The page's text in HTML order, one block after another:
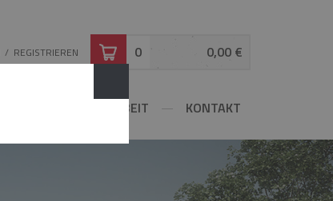
/ REGISTRIEREN 0 0,00 €
ZUSAMMENARBEIT KONTAKT